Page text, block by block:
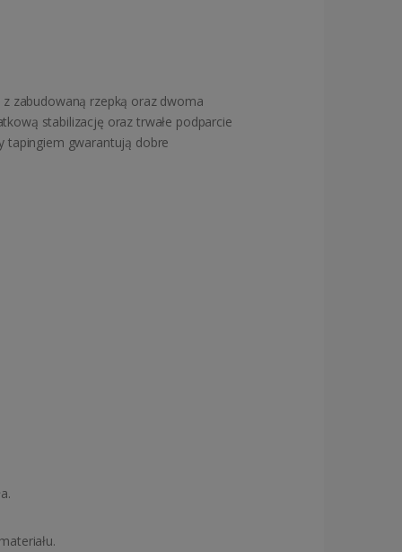
zabudowaną rzepką oraz dwoma
stabilizację oraz trwałe podparcie
tapingiem gwarantują dobre